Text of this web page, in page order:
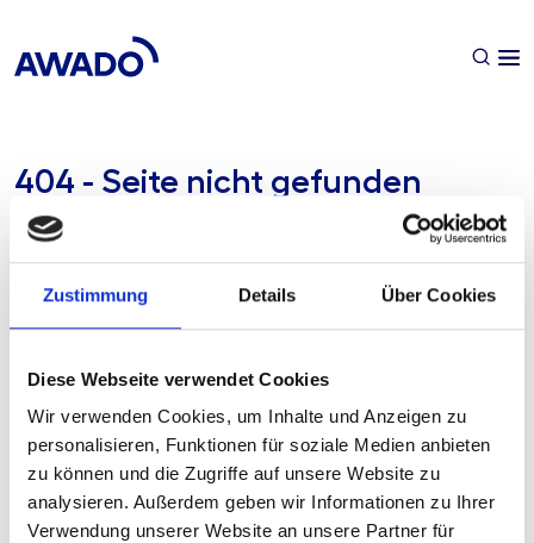
Zustimmung Details Über Cookies
Diese Webseite verwendet Cookies
Wir verwenden Cookies, um Inhalte und Anzeigen zu
personalisieren, Funktionen für soziale Medien anbieten
zu können und die Zugriffe auf unsere Website zu
analysieren. Außerdem geben wir Informationen zu Ihrer
Verwendung unserer Website an unsere Partner für
404 - Seite nicht gefunden
Die Seite konnte nicht gefunden werden.
Nutzen Sie die Suche, um das zu finden, was Sie
Wenn Sie weiterhin Probleme haben, kontaktieren Sie uns
bitte.
Zur Startseite